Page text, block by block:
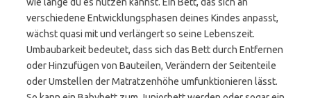
verschiedene Entwicklungsphasen deines Kindes anpasst,
wächst quasi mit und verlängert so seine Lebenszeit.
Umbaubarkeit bedeutet, dass sich das Bett durch Entfernen
oder Hinzufügen von Bauteilen, Verändern der Seitenteile
oder Umstellen der Matratzenhöhe umfunktionieren lässt.